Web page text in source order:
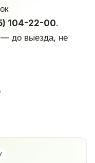
104-22-00.
до выезда, не